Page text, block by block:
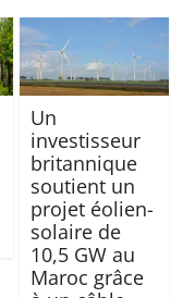
Un
investisseur
britannique
soutient un
projet éolien-
solaire de
10,5 GW au
Maroc grâce